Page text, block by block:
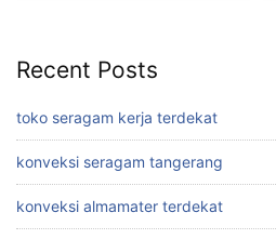
Recent Posts
toko seragam kerja terdekat
konveksi seragam tangerang
konveksi almamater terdekat